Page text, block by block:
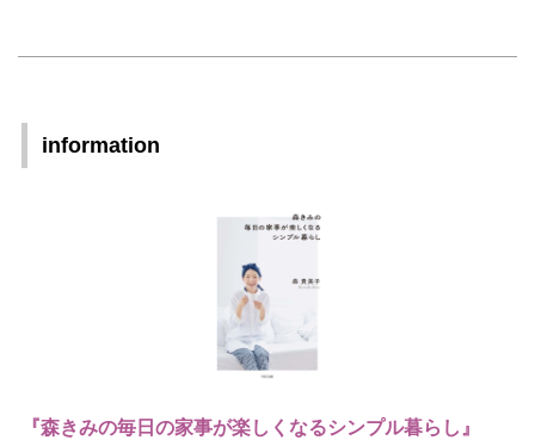
information
『森きみの毎日の家事が楽しくなるシンプル暮らし』